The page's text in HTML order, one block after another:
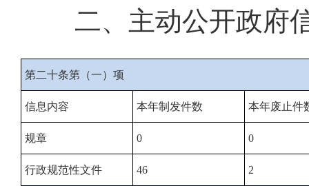
二、主动公开政府
第二十条第（一）项
信息内容 本年制发件数 本年废止件
规章 0 0
行政规范性文件 46 2